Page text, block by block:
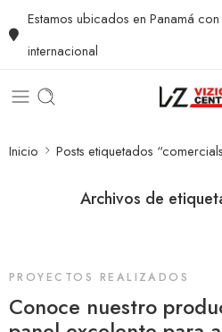
Estamos ubicados en Panamá
internacional
Inicio Posts etiquetados
Archivos de
PROYECTOS REALIZADOS
Conoce nuestro